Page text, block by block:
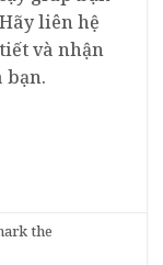
liên hệ
và nhận
bạn.
the